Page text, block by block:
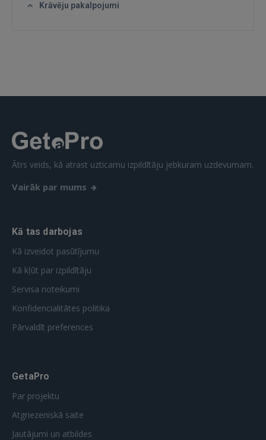
Aizmirsāt paroli? Atcerēties?
 Sign in with Apple
Krāvēju pakalpojumi
Ātrs veids, kā atrast uzticamu izpildītāju jebkuram uzdevumam.
Vairāk par mums
Kā tas darbojas
Kā izveidot pasūtījumu
Kā kļūt par izpildītāju
Servisa noteikumi
Konfidencialitātes politika
Pārvaldīt preferences
GetaPro
Par projektu
Atgriezeniskā saite
Jautājumi un atbildes